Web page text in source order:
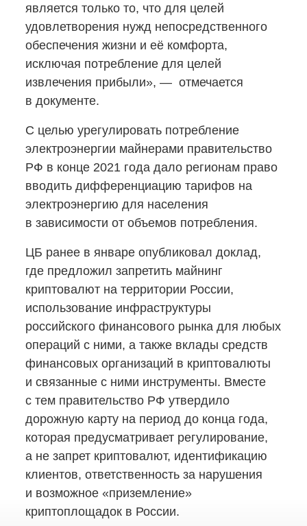
является только то, что для целей
удовлетворения нужд непосредственного
обеспечения жизни и её комфорта,
исключая потребление для целей
извлечения прибыли», — отмечается
в документе.
С целью урегулировать потребление
электроэнергии майнерами правительство
РФ в конце 2021 года дало регионам право
вводить дифференциацию тарифов на
электроэнергию для населения
в зависимости от объемов потребления.
ЦБ ранее в январе опубликовал доклад,
где предложил запретить майнинг
криптовалют на территории России,
использование инфраструктуры
российского финансового рынка для любых
операций с ними, а также вклады средств
финансовых организаций в криптовалюты
и связанные с ними инструменты. Вместе
с тем правительство РФ утвердило
дорожную карту на период до конца года,
которая предусматривает регулирование,
а не запрет криптовалют, идентификацию
клиентов, ответственность за нарушения
и возможное «приземление»
криптоплощадок в России.